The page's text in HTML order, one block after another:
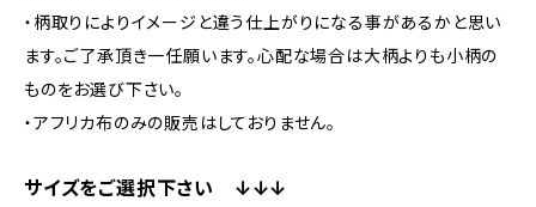
・柄取りによりイメージと違う仕上がりになる事があるかと思い
ます。ご了承頂き一任願います。心配な場合は大柄よりも小柄の
ものをお選び下さい。
・アフリカ布のみの販売はしておりません。
サイズをご選択下さい ↓↓↓